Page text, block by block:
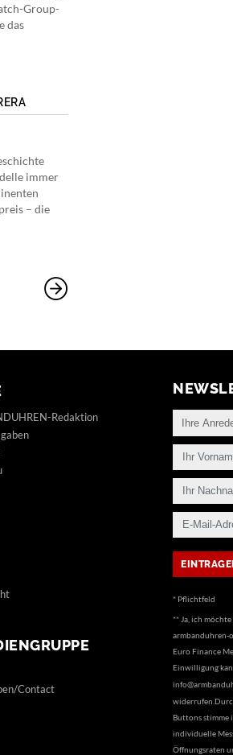
Group-
das
immer
– die
Redaktion
Contact
* Pflichtfeld
** Ja, ich
armbanduhren-
Euro Finance
Einwilligung
Buttons stimme
individuelle
Öffnungsraten